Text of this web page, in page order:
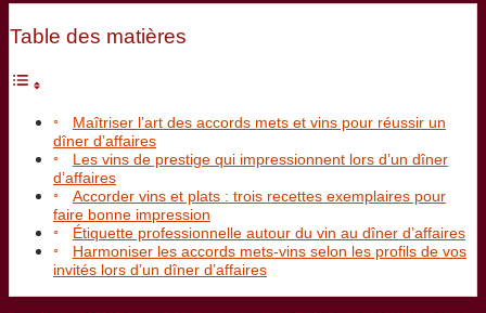
Table des matières
Maîtriser l’art des accords mets et vins pour réussir un
dîner d’affaires
Les vins de prestige qui impressionnent lors d’un dîner
d’affaires
Accorder vins et plats : trois recettes exemplaires pour
faire bonne impression
Étiquette professionnelle autour du vin au dîner d’affaires
Harmoniser les accords mets-vins selon les profils de vos
invités lors d’un dîner d’affaires